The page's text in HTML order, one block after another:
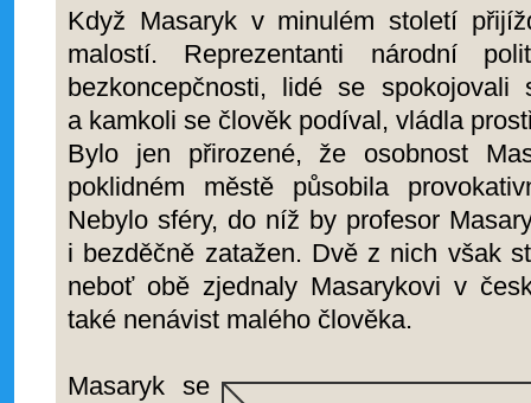
Když Masaryk v minulém století
malostí. Reprezentanti národní
bezkoncepčnosti, lidé se spokojovali
a kamkoli se člověk podíval, vládla
Bylo jen přirozené, že osobnost
poklidném městě působila
Nebylo sféry, do níž by profesor
i bezděčně zatažen. Dvě z nich však
neboť obě zjednaly Masarykovi v
také nenávist malého člověka.
Masaryk se